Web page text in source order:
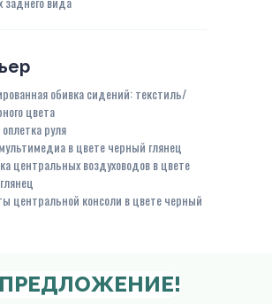
обивка сидений: текстиль/
цвета
руля
в цвете черный глянец
центральных воздуховодов в цвете
центральной консоли в цвете черный
ПРЕДЛОЖЕНИЕ!